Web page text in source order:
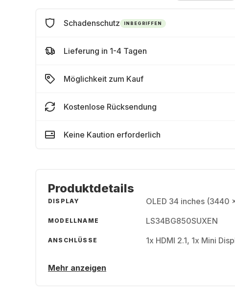
Schadenschutz INBEGRIFFEN
Lieferung in 1-4 Tagen
Möglichkeit zum Kauf
Kostenlose Rücksendung
Keine Kaution erforderlich
Produktdetails
DISPLAY OLED 34 inches (3440
MODELLNAME LS34BG850SUXEN
ANSCHLÜSSE 1x HDMI 2.1, 1x Mini
Mehr anzeigen